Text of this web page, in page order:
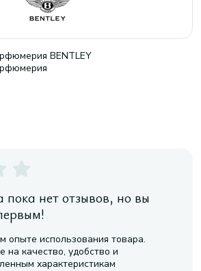
BENTLEY
пока нет отзывов, но вы
опыте использования товара.
на качество, удобство и
характеристикам